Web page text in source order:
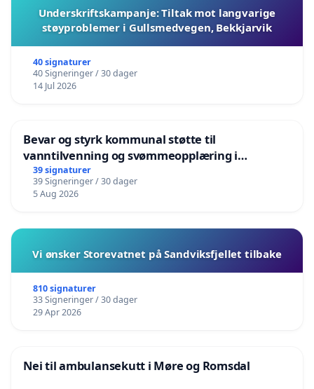
Underskriftskampanje: Tiltak mot langvarige
støyproblemer i Gullsmedvegen, Bekkjarvik
40 signaturer
40 Signeringer / 30 dager
14 Jul 2026
Bevar og styrk kommunal støtte til
vanntilvenning og svømmeopplæring i
barnehagene i Haugesund
39 signaturer
39 Signeringer / 30 dager
5 Aug 2026
Vi ønsker Storevatnet på Sandviksfjellet tilbake
810 signaturer
33 Signeringer / 30 dager
29 Apr 2026
Nei til ambulansekutt i Møre og Romsdal